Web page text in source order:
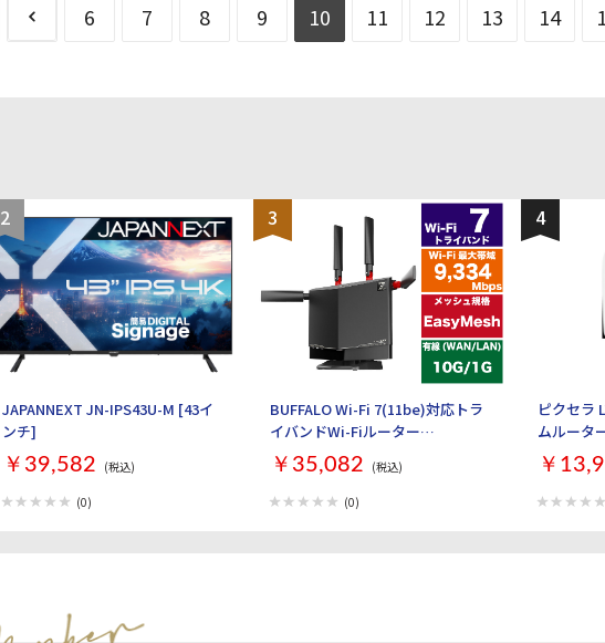
6 7 8 9 10 11 12 13 14
2
JAPANNEXT JN-IPS43U-M [43イ
ンチ]
￥39,582 (税込)
(0)
3
BUFFALO Wi-Fi 7(11be)対応トラ
イバンドWi-Fiルーター
AirStation WXR9300BE6P [ブラ
ック]
￥35,082 (税込)
(0)
4
ピクセラ
ムルータ
￥